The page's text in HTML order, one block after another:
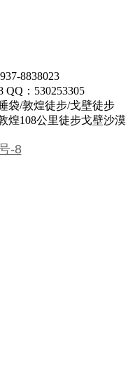
8838023
QQ：530253305
袋/敦煌徒步/戈壁徒步
煌108公里徒步戈壁沙漠
-8